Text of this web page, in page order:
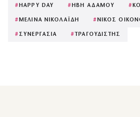
# HAPPY DAY # ΗΒΗ ΑΔΑΜΟΥ #
# ΜΕΛΙΝΑ ΝΙΚΟΛΑΪ́ΔΗ # ΝΙΚΟΣ
# ΣΥΝΕΡΓΑΣΙΑ # ΤΡΑΓΟΥΔΙΣΤΗΣ